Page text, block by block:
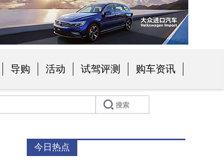
导购 活动 试驾评测 购车资讯
今日热点